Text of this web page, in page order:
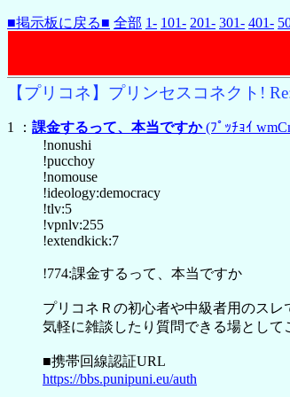
■掲示板に戻る■ 全部 1- 101- 201- 301- 401-
【プリコネ】プリンセスコネクト!
1 ： 課金するって、本当ですか(ﾌﾟｯﾁｮｲ
!nonushi
!pucchoy
!nomouse
!ideology:democracy
!tlv:5
!vpnlv:255
!extendkick:7
!774:課金するって、本当ですか
プリコネＲの初心者や中級者用のスレ
気軽に雑談したり質問できる場として
■携帯回線認証URL
https://bbs.punipuni.eu/auth